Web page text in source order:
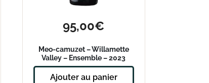
95,00€
Meo-camuzet – Willamette
Valley – Ensemble – 2023
Ajouter au panier